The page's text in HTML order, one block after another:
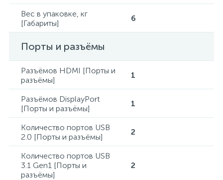
Вес в упаковке, кг
[Габариты]
6
Порты и разъёмы
Разъёмов HDMI [Порты и
разъёмы]
1
Разъёмов DisplayPort
[Порты и разъёмы]
1
Количество портов USB
2.0 [Порты и разъёмы]
2
Количество портов USB
3.1 Gen1 [Порты и
разъёмы]
2